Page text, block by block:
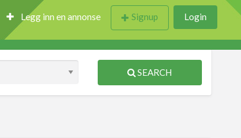
Legg inn en annonse Signup Login
SEARCH